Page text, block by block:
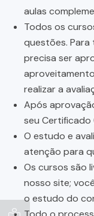
aulas
Todos os
questões.
precisa ser
realizar a
Após
seu Certificado
O estudo e
atenção para
Os cursos são
nosso site;
o estudo do